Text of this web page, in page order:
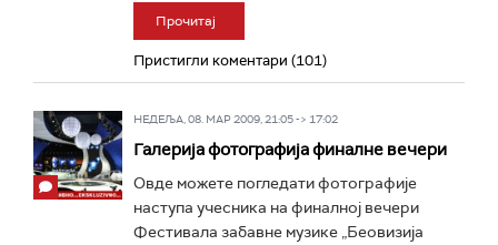
Прочитај
Пристигли коментари (101)
НЕДЕЉА, 08. МАР 2009, 21:05 -> 17:02
Галерија фотографија финалне вечери
Овде можете погледати фотографије
наступа учесника на финалној вечери
Фестивала забавне музике „Беовизија